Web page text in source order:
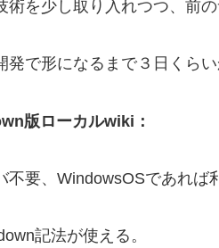
術を少し取り入れつつ、前
発で形になるまで３日くら
版ローカルwiki：
不要、WindowsOSであれば
記法が使える。